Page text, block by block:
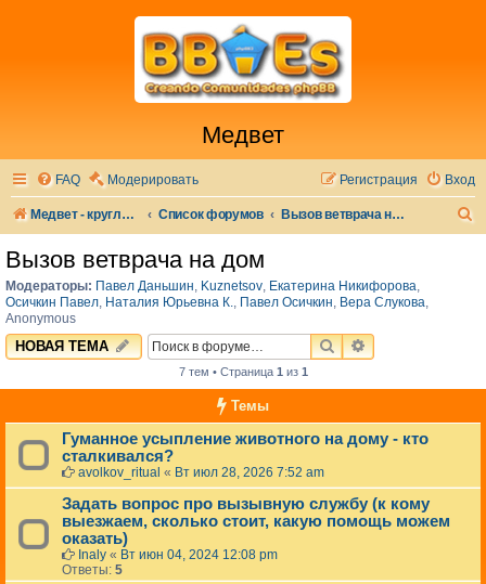
Медвет
FAQ Модерировать Вход
Регистрация
Медвет - круглосуточная ветеринарная клиника в Москве Список форумов Вызов ветврача на дом
Вызов ветврача на дом
Модераторы: Павел Даньшин, Kuznetsov, Екатерина Никифорова,
Осичкин Павел, Наталия Юрьевна К., Павел Осичкин, Вера Слукова,
Anonymous
НОВАЯ ТЕМА ПОИСКРАСШИРЕННЫЙ
7 тем • Страница 1из 1
Темы
Гуманное усыпление животного на дому - кто
сталкивался?
avolkov_ritual « Вт июл 28, 2026 7:52 am
Задать вопрос про вызывную службу (к кому
выезжаем, сколько стоит, какую помощь можем
оказать)
Inaly « Вт июн 04, 2024 12:08 pm
Ответы: 5